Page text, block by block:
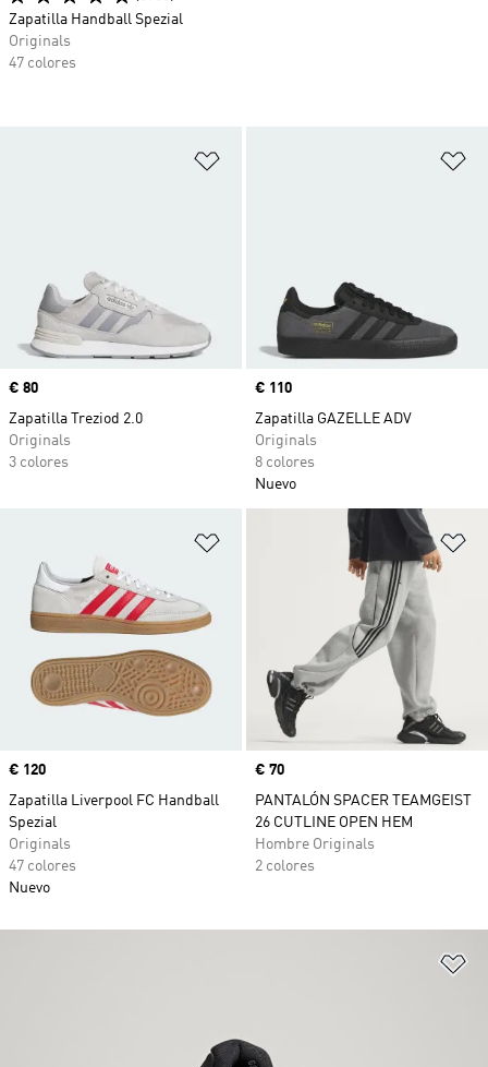
Precio
€ 80
Zapatilla Treziod 2.0
Originals
3 colores
Precio
€ 110
Zapatilla GAZELLE ADV
Originals
8 colores
Nuevo
Añadir a la lista de deseos
Precio
€ 120
Zapatilla Liverpool FC Handball
Spezial
Originals
47 colores
Nuevo
Precio
€ 70
PANTALÓN SPACER TEAMGEIST
26 CUTLINE OPEN HEM
Hombre Originals
2 colores
Zapatilla Handball Spezial
Originals
47 colores